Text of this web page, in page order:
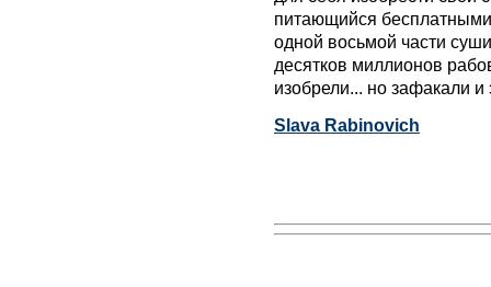
питающийся
одной восьмой части
десятков миллионов
изобрели... но зафакали и
Slava Rabinovich